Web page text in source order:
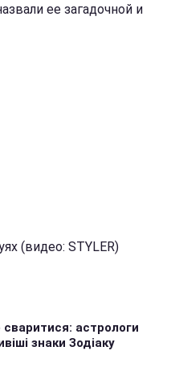
ее загадочной и
(видео: STYLER)
астрологи
знаки Зодіаку